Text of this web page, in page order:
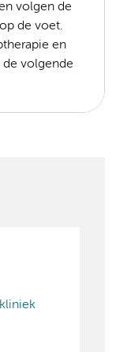
volgen de
de voet.
en
de volgende